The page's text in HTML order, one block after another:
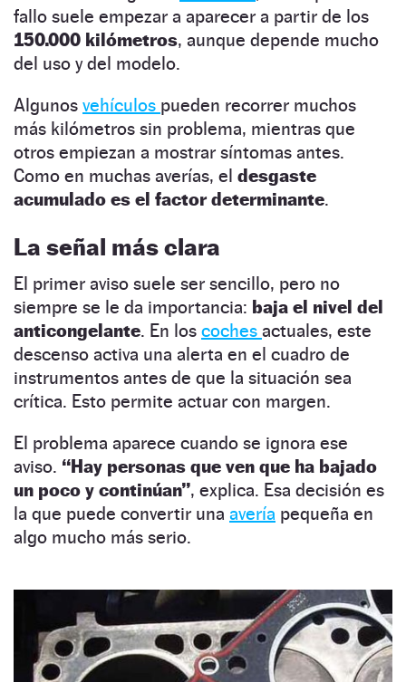
fallo suele empezar a aparecer a partir de los
150.000 kilómetros, aunque depende mucho
del uso y del modelo.
Algunos vehículos pueden recorrer muchos
más kilómetros sin problema, mientras que
otros empiezan a mostrar síntomas antes.
Como en muchas averías, el desgaste
acumulado es el factor determinante.
La señal más clara
El primer aviso suele ser sencillo, pero no
siempre se le da importancia: baja el nivel del
anticongelante. En los coches actuales, este
descenso activa una alerta en el cuadro de
instrumentos antes de que la situación sea
crítica. Esto permite actuar con margen.
El problema aparece cuando se ignora ese
aviso. “Hay personas que ven que ha bajado
un poco y continúan”, explica. Esa decisión es
la que puede convertir una avería pequeña en
algo mucho más serio.